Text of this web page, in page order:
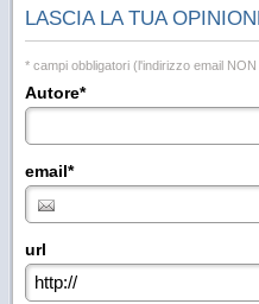
LASCIA LA TUA
* campi obbligatori (l'indirizzo email
Autore*
email*
url